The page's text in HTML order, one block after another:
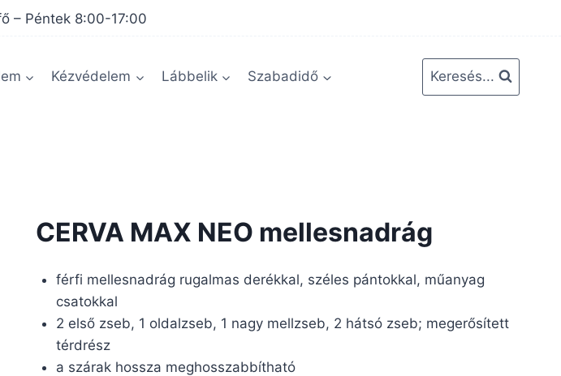
– Péntek 8:00-17:00
Kézvédelem Lábbelik Szabadidő Keresés...
CERVA MAX NEO mellesnadrág
férfi mellesnadrág rugalmas derékkal, széles pántokkal, műanyag
csatokkal
2 első zseb, 1 oldalzseb, 1 nagy mellzseb, 2 hátsó zseb; megerősített
térdrész
a szárak hossza meghosszabbítható